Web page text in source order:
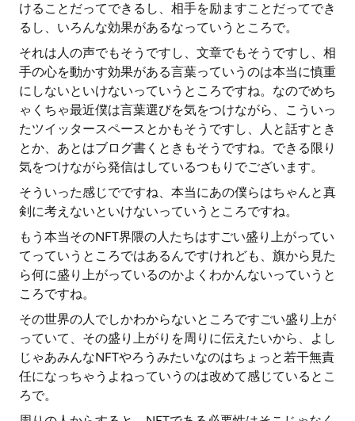
けることだってできるし、相手を励ますことだってでき
るし、いろんな効果があるなっていうところで。
それは人の声でもそうですし、文章でもそうですし、相
手の心を動かす効果がある言葉っていうのは本当に慎重
にしないといけないっていうところですね。なのでめち
ゃくちゃ最近僕は言葉選びを気をつけながら、こういっ
たツイッタースペースとかもそうですし、人と話すとき
とか、あとはブログ書くときもそうですね。できる限り
気をつけながら発信はしているつもりでございます。
そういった感じでですね、本当にあの僕らはちゃんと真
剣に考えないといけないっていうところですね。
もう本当そのNFT界隈の人たちはすごい盛り上がってい
てっていうところではあるんですけれども、旗から見た
ら何に盛り上がっているのかよくわかんないっていうと
ころですね。
その世界の人でしかわからないところですごい盛り上が
っていて、その盛り上がりを周りに伝えたいから、よし
じゃあみんなNFTやろうみたいなのはちょっと若干無責
任になっちゃうよねっていうのは改めて感じているとこ
ろで。